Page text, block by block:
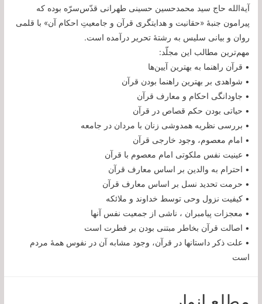
آیة‌الله حاج سید محمدحسین حسینی طهرانی قدّس‌سرّه بوده که
پیرامون جنبۀ «حقانیت و هدایتگری قرآن و جامعیتِ احکام آن» با قلمی
روان و بیانی سلیس به رشتۀ تحریر درآمده است.
مهم‌ترین مطالب این مجلّد:
• قرآن راهنما به بهترین آیین‌ها
• شواهدی بر بهترین راهنما بودن قرآن
• جاودانگی احکام و معارف قرآن
• حیاتی بودن حکم قصاص در قرآن
• بررسی نظریه همدوشی زنان با مردان در جامعه
• امام معصوم، وجود خارجی قرآن
• عینیت نفس ملکوتی امام معصوم با قرآن
• احترام به والدین بر اساس معارف قرآن
• حرمت تحدید نسل بر اساس معارف قرآن
• کیفیت نزول وحی توسط خداوند و ملائکه
• معجزات پیامبران ، ناشی از جمعیت نفس آنها
• اصالت قرآن بخاطر مبتنی بودن بر فطرت است
• علت ذکر داستانها در قرآن، وجود مشابه آن در نفوس همۀ مردم
است